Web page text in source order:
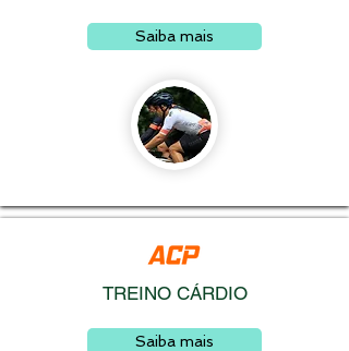
Saiba mais
TREINO CÁRDIO​
Saiba mais